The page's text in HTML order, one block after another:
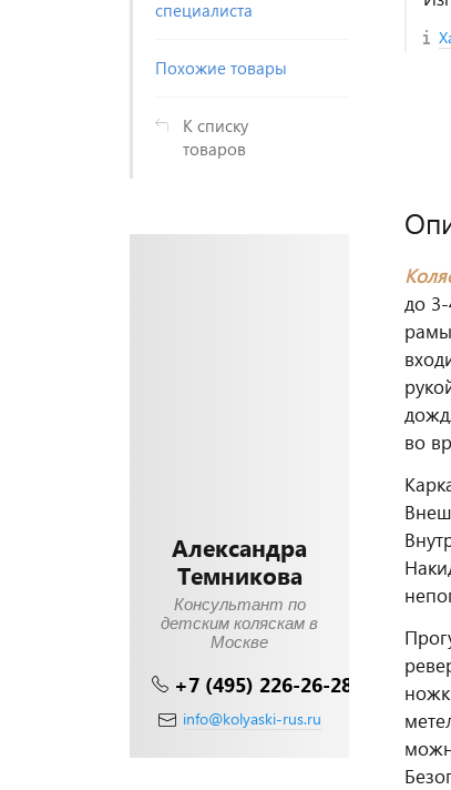
специалиста
Похожие товары
К списку
товаров
Александра
Темникова
Консультант по
детским коляскам в
Москве
+7 (495) 226-26-28
info@kolyaski-rus.ru
до
во